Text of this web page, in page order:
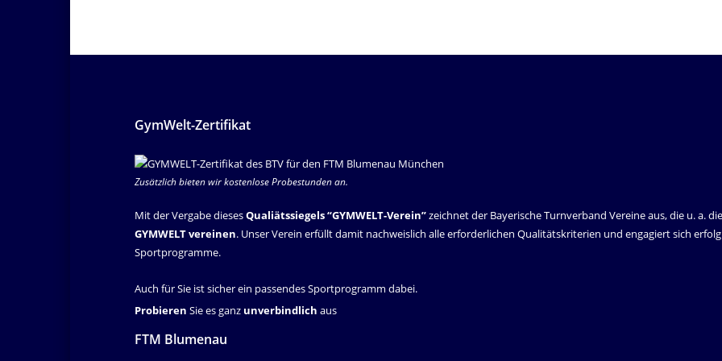
GymWelt-Zertifikat
Zusätzlich bieten wir kostenlose Probestunden an.
Mit der Vergabe diesesQualiätssiegels “GYMWELT-Verein”zeichnet der Bayerische Turnverband Vereine aus, die u. a.
GYMWELT vereinen. Unser Verein erfüllt damit nachweislich alle erforderlichen Qualitätskriterien und engagiert sich
Sportprogramme.
Auch für Sie ist sicher ein passendes Sportprogramm dabei.
Probieren Sie es ganz unverbindlich aus
FTM Blumenau